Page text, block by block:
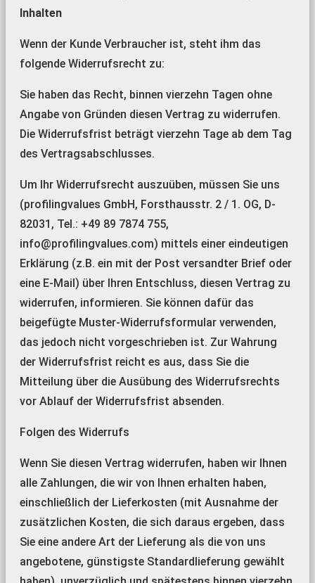
Inhalten
Wenn der Kunde Verbraucher ist, steht ihm das
folgende Widerrufsrecht zu:
Sie haben das Recht, binnen vierzehn Tagen ohne
Angabe von Gründen diesen Vertrag zu widerrufen.
Die Widerrufsfrist beträgt vierzehn Tage ab dem Tag
des Vertragsabschlusses.
Um Ihr Widerrufsrecht auszuüben, müssen Sie uns
(profilingvalues GmbH, Forsthausstr. 2 / 1. OG, D-
82031, Tel.: +49 89 7874 755,
info@profilingvalues.com) mittels einer eindeutigen
Erklärung (z.B. ein mit der Post versandter Brief oder
eine E-Mail) über Ihren Entschluss, diesen Vertrag zu
widerrufen, informieren. Sie können dafür das
beigefügte Muster-Widerrufsformular verwenden,
das jedoch nicht vorgeschrieben ist. Zur Wahrung
der Widerrufsfrist reicht es aus, dass Sie die
Mitteilung über die Ausübung des Widerrufsrechts
vor Ablauf der Widerrufsfrist absenden.
Folgen des Widerrufs
Wenn Sie diesen Vertrag widerrufen, haben wir Ihnen
alle Zahlungen, die wir von Ihnen erhalten haben,
einschließlich der Lieferkosten (mit Ausnahme der
zusätzlichen Kosten, die sich daraus ergeben, dass
Sie eine andere Art der Lieferung als die von uns
angebotene, günstigste Standardlieferung gewählt